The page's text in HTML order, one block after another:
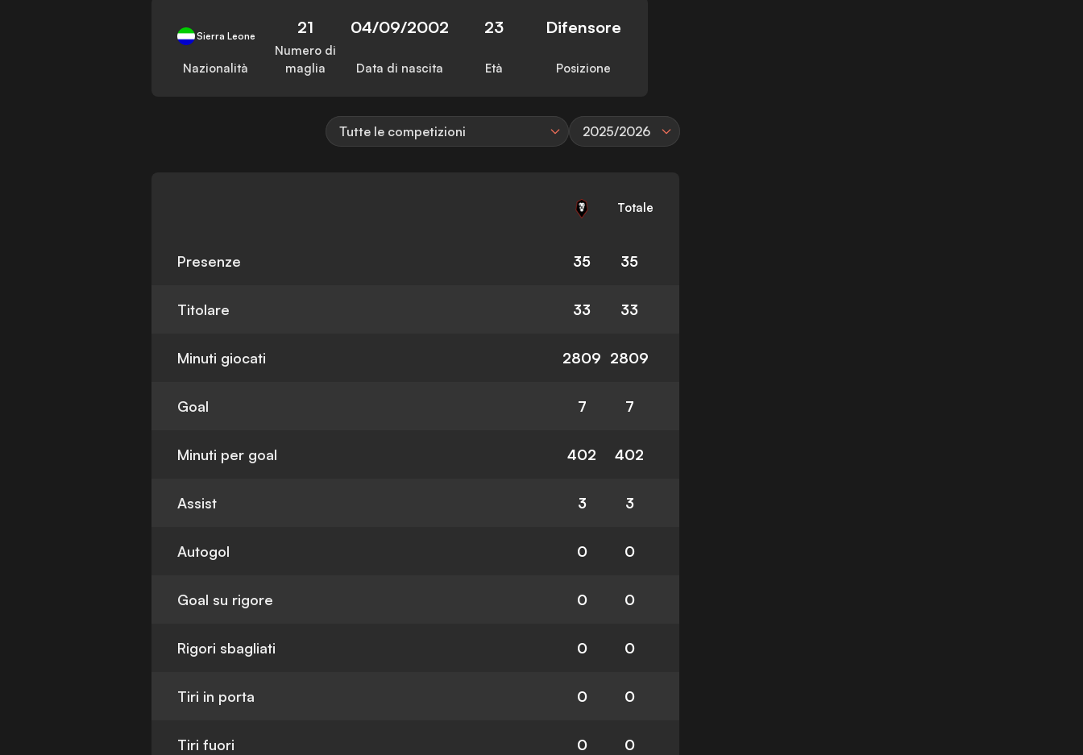
Sierra Leone
Nazionalità
21
Numero di
maglia
04/09/2002
Data di nascita
23
Età
Difensore
Posizione
Tutte le competizioni 2025/2026
Totale
Presenze 35 35
Titolare 33 33
Minuti giocati 2809 2809
Goal 7 7
Minuti per goal 402 402
Assist 3 3
Autogol 0 0
Goal su rigore 0 0
Rigori sbagliati 0 0
Tiri in porta 0 0
Tiri fuori 0 0